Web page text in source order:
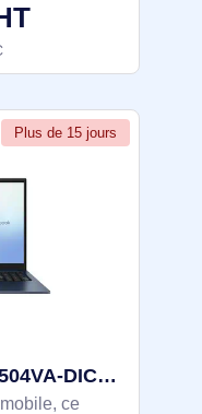
Plus de 15 jours
ASUS Vivobook 15 X1504VA-DICBQ4232W Intel Core 7 150U Ordinateur portable 39,6 cm (15.6") Full HD 24 - 90NB13Y1-M01WL0
ce